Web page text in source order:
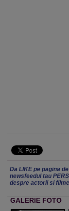
Da LIKE pe pagina
newsfeedul tau
despre actorii si
GALERIE FOTO